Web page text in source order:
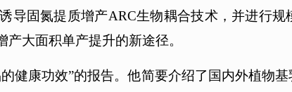
导固氮提质增产ARC生物耦合技术，并进行
大面积单产提升的新途径。
健康功效”的报告。他简要介绍了国内外植物